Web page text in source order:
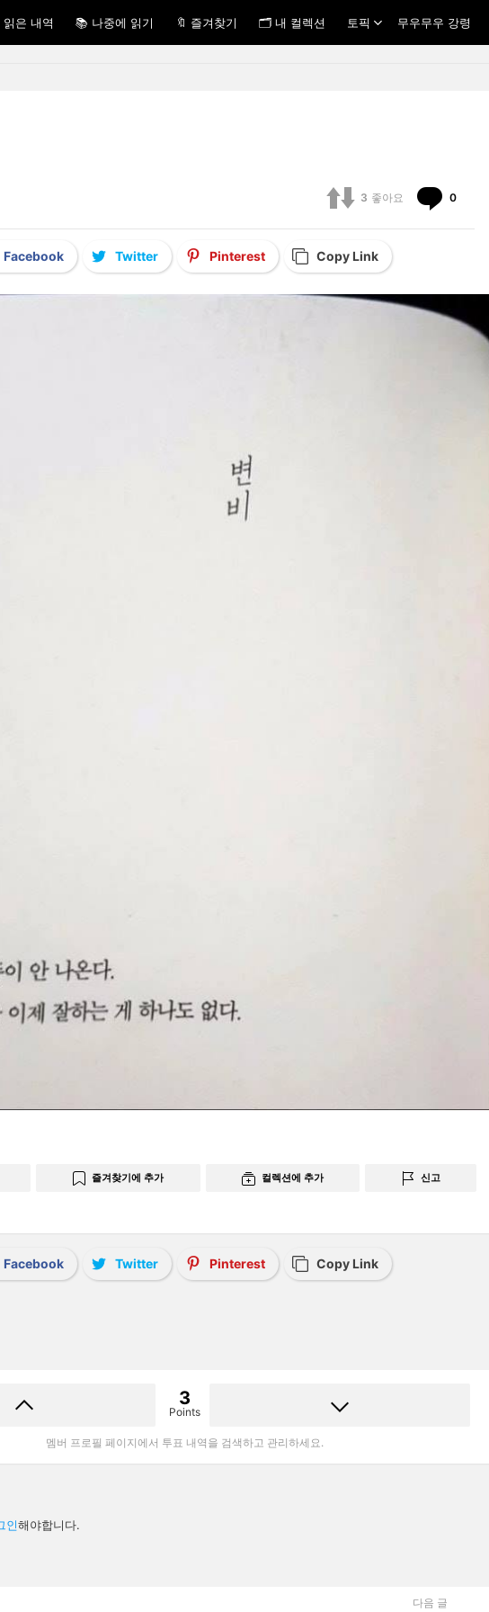
은 내역 📚 나중에 읽기 🔖 즐겨찾기 🗂 내 컬렉션 토픽 무우무우 강령
3 좋아요 0
Facebook Twitter Pinterest Copy Link
즐겨찾기에 추가 컬렉션에 추가 신고
Facebook Twitter Pinterest Copy Link
3
Points
멤버 프로필 페이지에서 투표 내역을 검색하고 관리하세요.
인해야합니다.
다음 글